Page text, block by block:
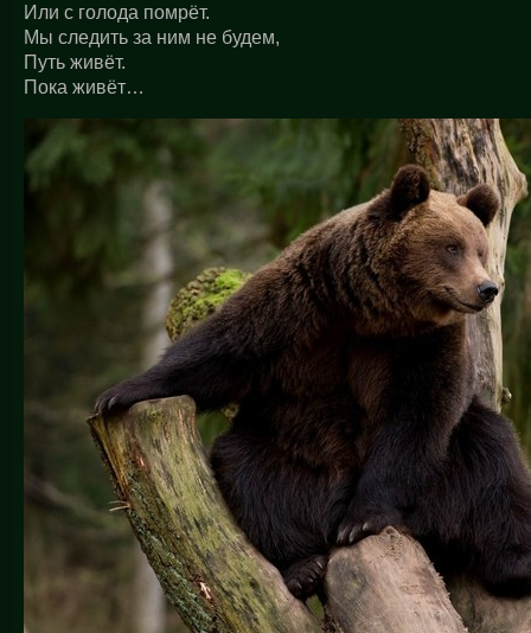
Или с голода помрёт.
Мы следить за ним не будем,
Путь живёт.
Пока живёт…